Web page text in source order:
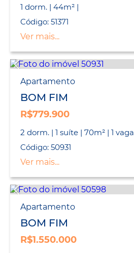
1 dorm. | 44m² |
Código: 51371
Ver mais...
Apartamento
BOM FIM
R$779.900
2 dorm. | 1 suíte | 70m² | 1 vaga
Código: 50931
Ver mais...
Apartamento
BOM FIM
R$1.550.000